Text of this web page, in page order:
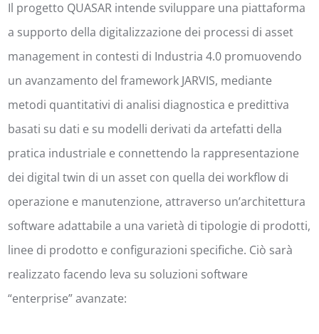
Il progetto QUASAR intende sviluppare una piattaforma
a supporto della digitalizzazione dei processi di asset
management in contesti di Industria 4.0 promuovendo
un avanzamento del framework JARVIS, mediante
metodi quantitativi di analisi diagnostica e predittiva
basati su dati e su modelli derivati da artefatti della
pratica industriale e connettendo la rappresentazione
dei digital twin di un asset con quella dei workflow di
operazione e manutenzione, attraverso un’architettura
software adattabile a una varietà di tipologie di prodotti,
linee di prodotto e configurazioni specifiche. Ciò sarà
realizzato facendo leva su soluzioni software
“enterprise” avanzate: